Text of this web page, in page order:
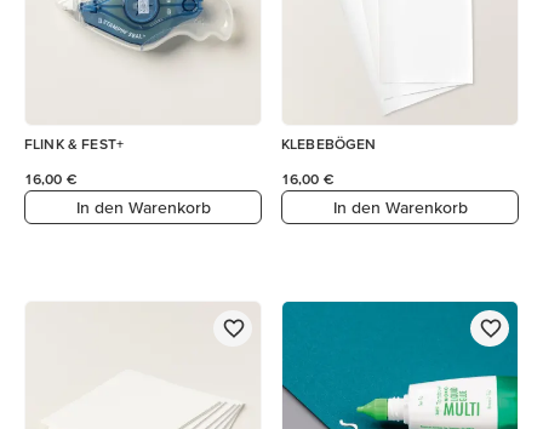
FLINK & FEST+
16,00 €
In den Warenkorb
KLEBEBÖGEN
16,00 €
In den Warenkorb